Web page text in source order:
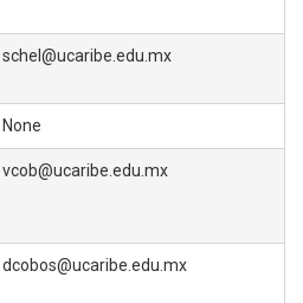
schel@ucaribe.edu.mx
None
vcob@ucaribe.edu.mx
dcobos@ucaribe.edu.mx